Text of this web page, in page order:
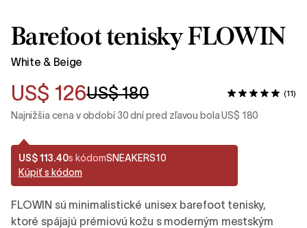
Barefoot tenisky FLOWIN
White & Beige
US$ 126US$ 180 (11)
Najnižšia cena v období 30 dní pred zľavou bola US$ 180
US$ 113.40s kódomSNEAKERS10
Kúpiť s kódom
FLOWIN sú minimalistické unisex barefoot tenisky,
ktoré spájajú prémiovú kožu s moderným mestským